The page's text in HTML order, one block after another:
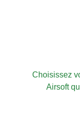
Choisissez
Airsoft